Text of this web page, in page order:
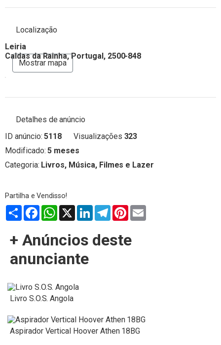
Localização
Leiria
Caldas da Rainha, Portugal, 2500-848
Mostrar mapa
Detalhes de anúncio
ID anúncio: 5118 Visualizações 323
Modificado: 5 meses
Categoria: Livros, Música, Filmes e Lazer
PartilharFacebookWhatsApp
X LinkedInTelegramPinterest
+ Anúncios deste
anunciante
Livro S.O.S. Angola
Aspirador Vertical Hoover Athen 18BG